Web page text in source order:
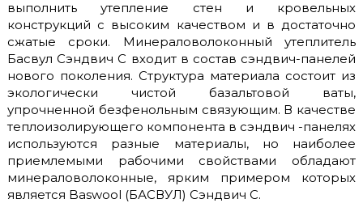
выполнить утепление стен и кровельных
конструкций с высоким качеством и в достаточно
сжатые сроки. Минераловолоконный утеплитель
Басвул Сэндвич С входит в состав сэндвич-панелей
нового поколения. Структура материала состоит из
экологически чистой базальтовой ваты,
упрочненной безфенольным связующим. В качестве
теплоизолирующего компонента в сэндвич -панелях
используются разные материалы, но наиболее
приемлемыми рабочими свойствами обладают
минераловолоконные, ярким примером которых
является Baswool (БАСВУЛ) Сэндвич С.